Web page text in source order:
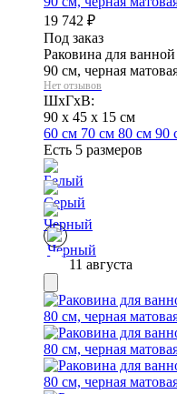
19 742 ₽
Под заказ
Раковина для
90 см, черная
Нет отзывов
ШхГхВ:
90 x 45 x 15 см
60 см 70 см 80 см 90
Есть 5 размеров
11 августа